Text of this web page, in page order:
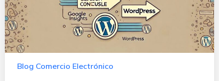
Blog Comercio Electrónico